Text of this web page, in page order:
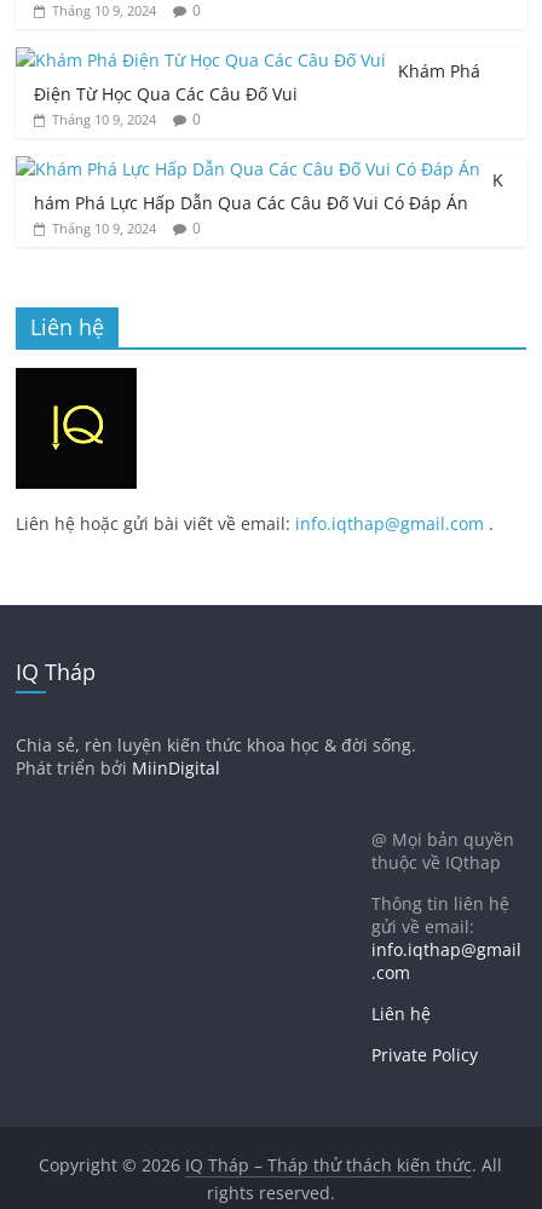
Tháng 10 9, 2024 0
Khám Phá
Điện Từ Học Qua Các Câu Đố Vui
Tháng 10 9, 2024 0
K
hám Phá Lực Hấp Dẫn Qua Các Câu Đố Vui Có Đáp Án
Tháng 10 9, 2024 0
Liên hệ
Liên hệ hoặc gửi bài viết về email: info.iqthap@gmail.com .
IQ Tháp
Chia sẻ, rèn luyện kiến thức khoa học & đời sống.
Phát triển bởi MiinDigital
@ Mọi bản quyền
thuộc về IQthap
Thông tin liên hệ
gửi về email:
info.iqthap@gmail
.com
Liên hệ
Private Policy
Copyright © 2026 IQ Tháp – Tháp thử thách kiến thức. All
rights reserved.